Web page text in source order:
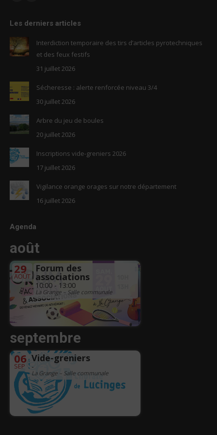
opens
in
new
opens
new
window
Les derniers articles
Interdiction temporaire des tirs d’articles pyrotechniques
et des feux festifs
31 juillet 2026
Sécheresse : alerte renforcée niveau 3/4
30 juillet 2026
Arbre du jeu de boules
20 juillet 2026
Inscriptions vide-greniers 2026
17 juillet 2026
Vigilance orange orages sur notre département
16 juillet 2026
Agenda
août
29
AOÛT
Forum des
associations
10:00 - 13:00
La Grange – Salle communale
septembre
06
SEP
Vide-greniers
-
La Grange – Salle communale